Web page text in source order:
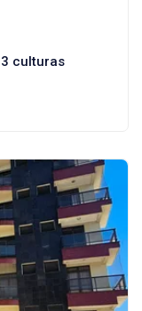
3 culturas